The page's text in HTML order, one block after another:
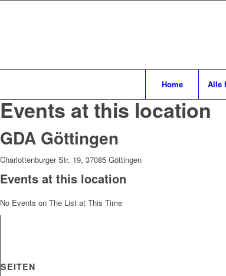
Home Alle
Events at this location
GDA Göttingen
Charlottenburger Str. 19, 37085 Göttingen
Events at this location
No Events on The List at This Time
SEITEN